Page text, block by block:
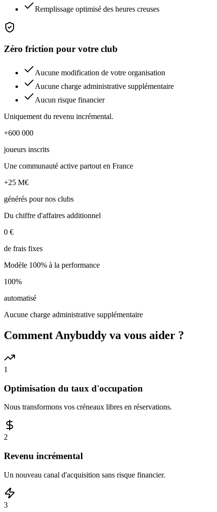
Remplissage optimisé des heures creuses
Zéro friction pour votre club
Aucune modification de votre organisation
Aucune charge administrative supplémentaire
Aucun risque financier
Uniquement du revenu incrémental.
+600 000
joueurs inscrits
Une communauté active partout en France
+25 M€
générés pour nos clubs
Du chiffre d'affaires additionnel
0 €
de frais fixes
Modèle 100% à la performance
100%
automatisé
Aucune charge administrative supplémentaire
Comment Anybuddy va vous aider ?
1
Optimisation du taux d'occupation
Nous transformons vos créneaux libres en réservations.
2
Revenu incrémental
Un nouveau canal d'acquisition sans risque financier.
3